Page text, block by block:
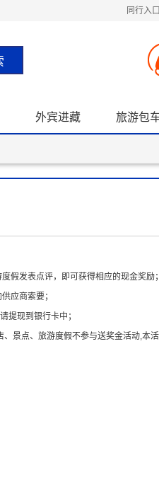
同行入口
外宾进藏 旅游包
假发表点评，即可获得相应的现金奖励；
应商索要；
提现到银行卡中；
景点、旅游度假不参与送奖金活动,本活